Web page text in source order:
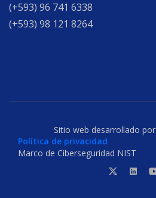
(+593) 96 741 6338
(+593) 98 121 8264
Sitio web desarrollado por
Política de privacidad
Marco de Ciberseguridad NIST